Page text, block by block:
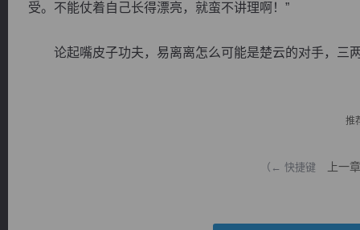
受。不能仗着自己长得漂亮，就蛮不讲理啊！”
论起嘴皮子功夫，易离离怎么可能是楚云的对手，三
推
（← 快捷键 上一章